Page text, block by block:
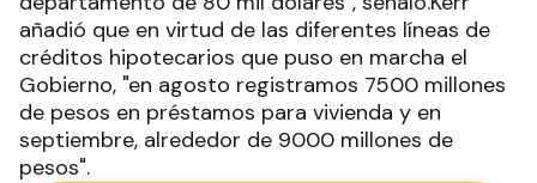
añadió que en virtud de las diferentes líneas de
créditos hipotecarios que puso en marcha el
Gobierno, "en agosto registramos 7500 millones
de pesos en préstamos para vivienda y en
septiembre, alrededor de 9000 millones de
pesos".